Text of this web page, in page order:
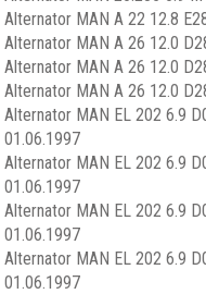
Alternator MAN A 22 12.8
Alternator MAN A 26 12.0
Alternator MAN A 26 12.0
Alternator MAN A 26 12.0
Alternator MAN EL 202 6.9
01.06.1997
Alternator MAN EL 202 6.9
01.06.1997
Alternator MAN EL 202 6.9
01.06.1997
Alternator MAN EL 202 6.9
01.06.1997